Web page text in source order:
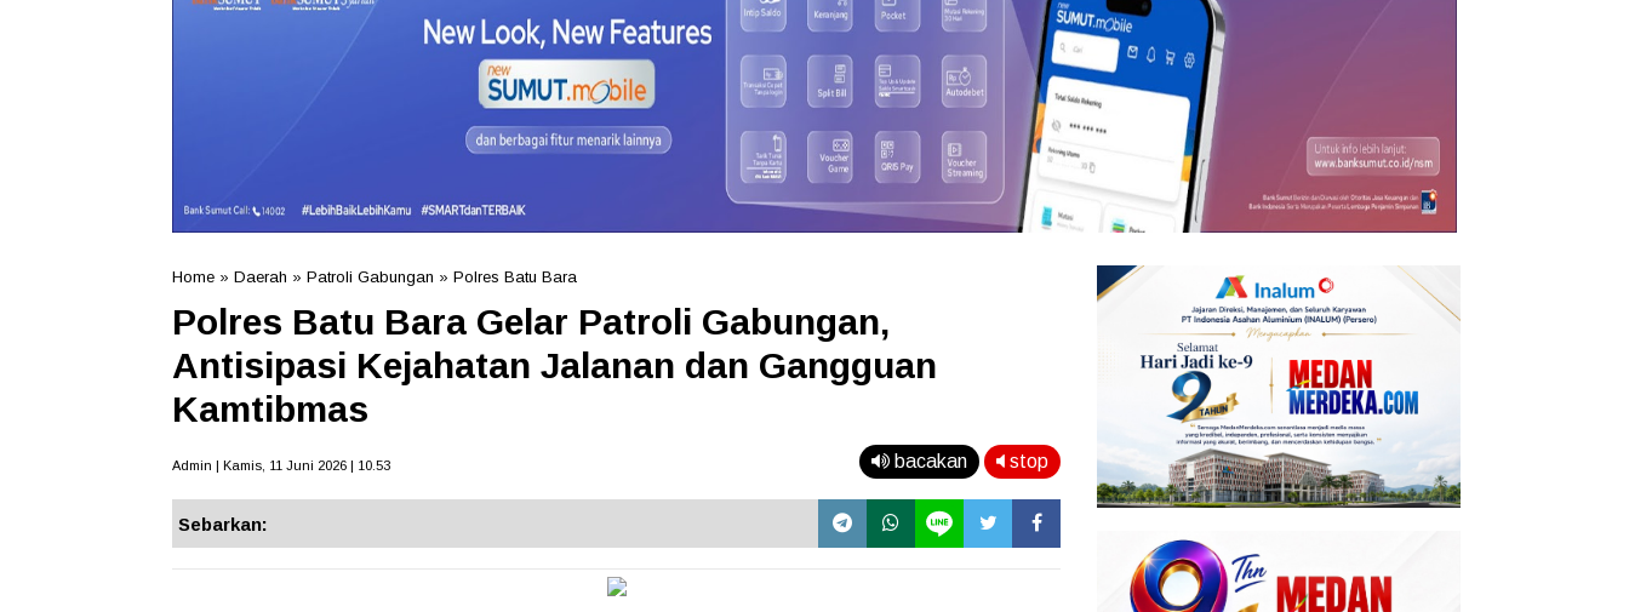
Home » Daerah » Patroli Gabungan » Polres Batu Bara
Polres Batu Bara Gelar Patroli Gabungan,
Antisipasi Kejahatan Jalanan dan Gangguan
Kamtibmas
Admin | Kamis, 11 Juni 2026 | 10.53 bacakan stop
Sebarkan: